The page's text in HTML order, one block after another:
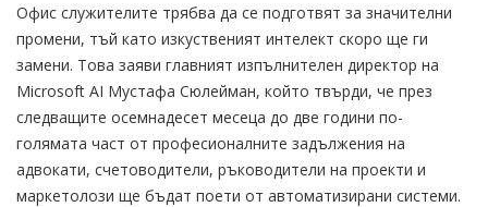
Офис служителите трябва да се подготвят за значителни
промени, тъй като изкуственият интелект скоро ще ги
замени. Това заяви главният изпълнителен директор на
Microsoft AI Мустафа Сюлейман, който твърди, че през
следващите осемнадесет месеца до две години по-
голямата част от професионалните задължения на
адвокати, счетоводители, ръководители на проекти и
маркетолози ще бъдат поети от автоматизирани системи.